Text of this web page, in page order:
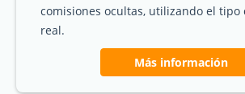
comisiones ocultas, utilizando el tipo
real.
Más información